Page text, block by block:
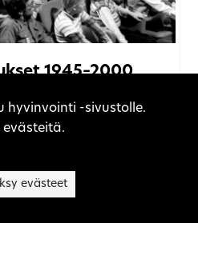
1945–2000
hyvinvointi -sivustolle.
evästeitä.
evästeet